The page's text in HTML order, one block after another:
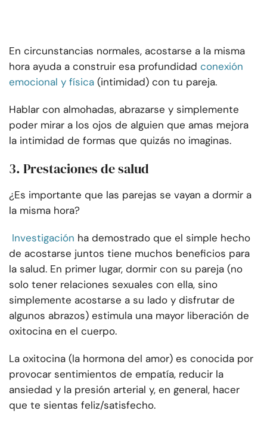
En circunstancias normales, acostarse a la misma
hora ayuda a construir esa profundidad conexión
emocional y física (intimidad) con tu pareja.
Hablar con almohadas, abrazarse y simplemente
poder mirar a los ojos de alguien que amas mejora
la intimidad de formas que quizás no imaginas.
3. Prestaciones de salud
¿Es importante que las parejas se vayan a dormir a
la misma hora?
Investigación ha demostrado que el simple hecho
de acostarse juntos tiene muchos beneficios para
la salud. En primer lugar, dormir con su pareja (no
solo tener relaciones sexuales con ella, sino
simplemente acostarse a su lado y disfrutar de
algunos abrazos) estimula una mayor liberación de
oxitocina en el cuerpo.
La oxitocina (la hormona del amor) es conocida por
provocar sentimientos de empatía, reducir la
ansiedad y la presión arterial y, en general, hacer
que te sientas feliz/satisfecho.